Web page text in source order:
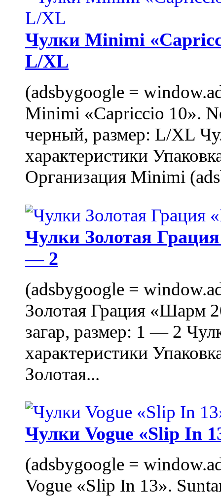
Чулки Minimi
L/XL
(adsbygoogle =
Minimi «Capriccio 10».
черный, размер: L/XL
характеристики
Организация Minimi
Чулки Золотая
— 2
(adsbygoogle =
Золотая Грация «Шарм
загар, размер: 1 — 2
характеристики
Золотая...
Чулки Vogue «Slip In
(adsbygoogle =
Vogue «Slip In 13».